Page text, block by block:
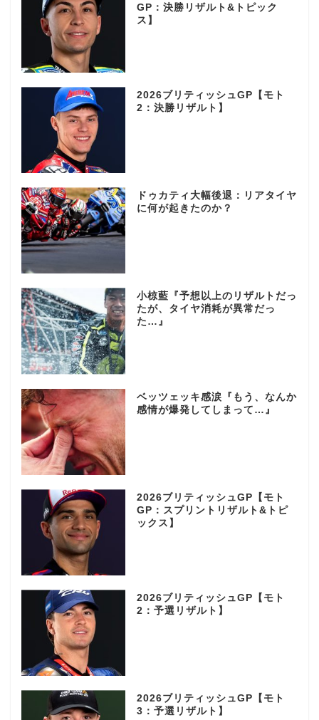
GP：決勝リザルト&トピック
ス】
2026ブリティッシュGP【モト
2：決勝リザルト】
ドゥカティ大幅後退：リアタイヤ
に何が起きたのか？
小椋藍『予想以上のリザルトだっ
たが、タイヤ消耗が異常だっ
た…』
ベッツェッキ感涙『もう、なんか
感情が爆発してしまって…』
2026ブリティッシュGP【モト
GP：スプリントリザルト&トピ
ックス】
2026ブリティッシュGP【モト
2：予選リザルト】
2026ブリティッシュGP【モト
3：予選リザルト】